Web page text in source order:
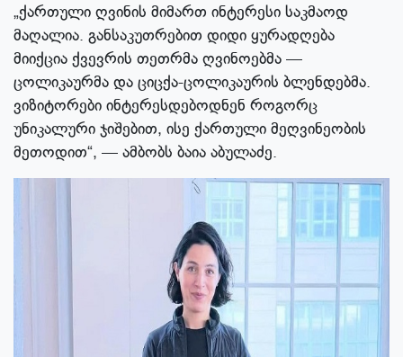
„ქართული ღვინის მიმართ ინტერესი საკმაოდ
მაღალია. განსაკუთრებით დიდი ყურადღება
მიიქცია ქვევრის თეთრმა ღვინოებმა —
ცოლიკაურმა და ციცქა-ცოლიკაურის ბლენდებმა.
ვიზიტორები ინტერესდებოდნენ როგორც
უნიკალური ჯიშებით, ისე ქართული მეღვინეობის
მეთოდით“, — ამბობს ბაია აბულაძე.